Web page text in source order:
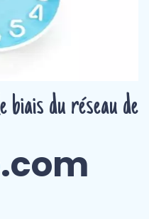
biais du réseau de
.com